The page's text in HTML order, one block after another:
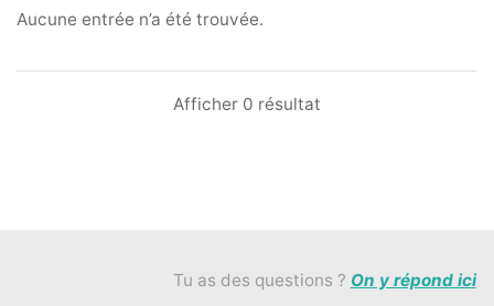
Aucune entrée n’a été trouvée.
Afficher 0 résultat
Tu as des questions ? On y répond ici